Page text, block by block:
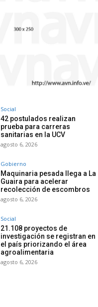
Social
42 postulados realizan
prueba para carreras
sanitarias en la UCV
agosto 6, 2026
Gobierno
Maquinaria pesada llega a La
Guaira para acelerar
recolección de escombros
agosto 6, 2026
Social
21.108 proyectos de
investigación se registran en
el país priorizando el área
agroalimentaria
agosto 6, 2026